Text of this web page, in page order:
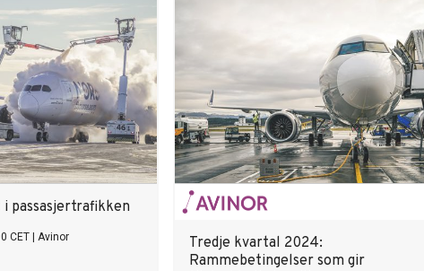
start- og
i årene 2025-2029 vil
gi styrket
og tilstrekkelig
Avinor de neste årene,
Anders
passasjertrafikken
CET
Avinor
Tredje kvartal 2024:
Rammebetingelser som gir